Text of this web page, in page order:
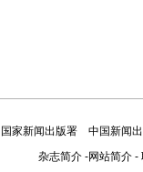
国家新闻出版署
中国新闻
杂志简介-网站简介-